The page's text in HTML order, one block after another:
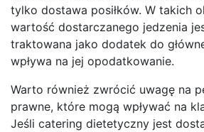
tylko dostawa posiłków. W takich
wartość dostarczanego jedzenia
traktowana jako dodatek do
wpływa na jej opodatkowanie.
Warto również zwrócić uwagę na
prawne, które mogą wpływać na
Jeśli catering dietetyczny jest